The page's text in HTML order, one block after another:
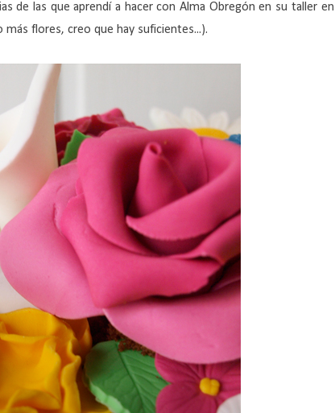
de las que aprendí a hacer con Alma Obregón en su taller en
flores, creo que hay suficientes...).